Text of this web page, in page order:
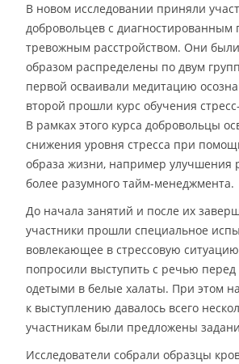
В новом исследовании приняли
добровольцев с диагностированным
тревожным расстройством. Они
образом распределены по двум
первой осваивали медитацию
второй прошли курс обучения
В рамках этого курса добровольцы
снижения уровня стресса при
образа жизни, например улучшения
более разумного тайм-менеджмента.
До начала занятий и после их
участники прошли специальное
вовлекающее в стрессовую
попросили выступить с речью перед
одетыми в белые халаты. При этом
к выступлению давалось всего
участникам были предложены
Исследователи собрали образцы